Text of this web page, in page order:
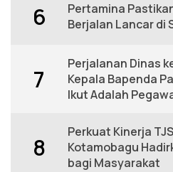
6
Pertamina
Berjalan Lancar di
7
Perjalanan Dinas
Kepala Bapenda
Ikut Adalah
8
Perkuat Kinerja
Kotamobagu
bagi Masyarakat